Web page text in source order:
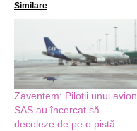
Similare
Zaventem: Piloții unui avion
SAS au încercat să
decoleze de pe o pistă